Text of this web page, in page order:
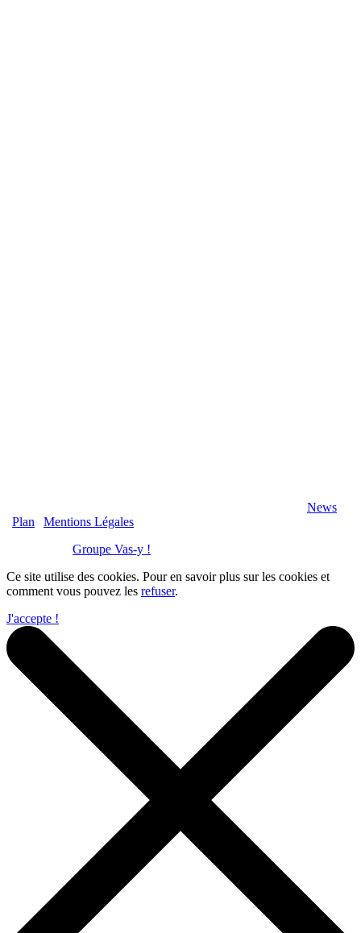
News
Plan
Mentions Légales
Groupe Vas-y !
Ce site utilise des cookies. Pour en savoir plus sur les cookies et
comment vous pouvez les refuser.
J'accepte !